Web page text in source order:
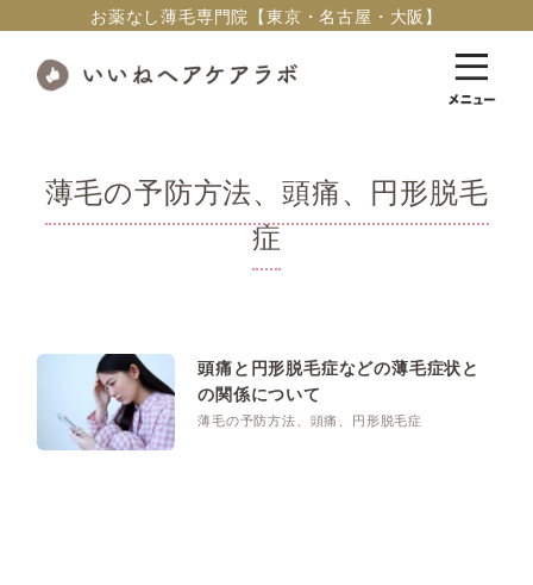
お薬なし薄毛専門院【東京・名古屋・大阪】
薄毛の予防方法、頭痛、円形脱毛
症
頭痛と円形脱毛症などの薄毛症状と
の関係について
薄毛の予防方法、頭痛、円形脱毛症